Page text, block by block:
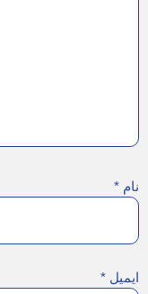
نام *
ایمیل *